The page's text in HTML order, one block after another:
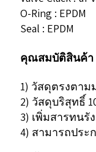
O-Ring : EPDM
Seal : EPDM
คุณสมบัติสินค้า
1) วัสดุตรงตา
2) วัสดุบริสุทธิ์
3) เพิ่มสารทนรั
4) สามารถปร